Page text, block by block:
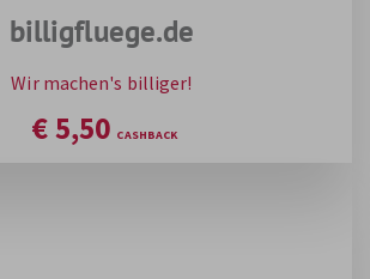
billigfluege.de
Wir machen's billiger!
€5,50